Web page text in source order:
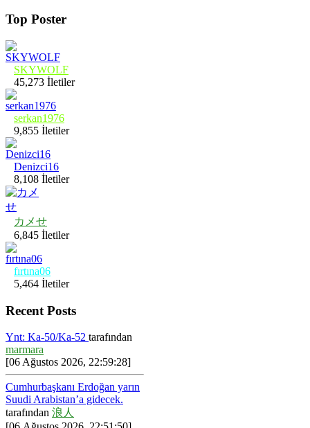
Top Poster
SKYWOLF
45,273 İletiler
serkan1976
9,855 İletiler
Denizci16
8,108 İletiler
カメせ
6,845 İletiler
fırtına06
5,464 İletiler
Recent Posts
Ynt: Ka-50/Ka-52 tarafından
marmara
[06 Ağustos 2026, 22:59:28]
Cumhurbaşkanı Erdoğan yarın
Suudi Arabistan’a gidecek.
tarafından 浪人